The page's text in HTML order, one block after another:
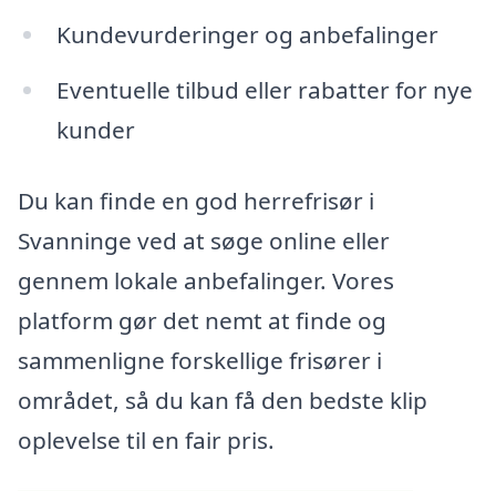
Kundevurderinger og anbefalinger
Eventuelle tilbud eller rabatter for nye
kunder
Du kan finde en god herrefrisør i
Svanninge ved at søge online eller
gennem lokale anbefalinger. Vores
platform gør det nemt at finde og
sammenligne forskellige frisører i
området, så du kan få den bedste klip
oplevelse til en fair pris.